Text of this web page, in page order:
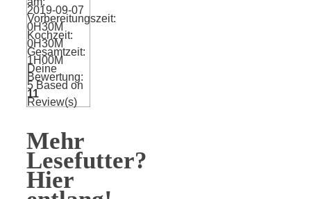
2019-09-07
Vorbereitungszeit:
0H30M
Kochzeit:
0H30M
Gesamtzeit:
1H00M
Deine
Bewertung:
5 Based on
11
Review(s)
Mehr
Lesefutter?
Hier